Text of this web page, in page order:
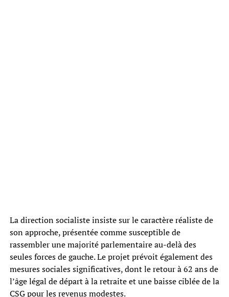
La direction socialiste insiste sur le caractère réaliste de
son approche, présentée comme susceptible de
rassembler une majorité parlementaire au-delà des
seules forces de gauche. Le projet prévoit également des
mesures sociales significatives, dont le retour à 62 ans de
l’âge légal de départ à la retraite et une baisse ciblée de la
CSG pour les revenus modestes.